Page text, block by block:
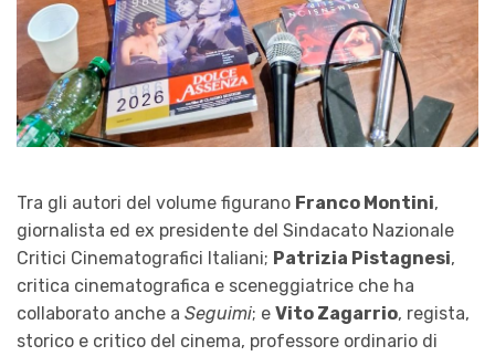
Tra gli autori del volume figurano Franco Montini,
giornalista ed ex presidente del Sindacato Nazionale
Critici Cinematografici Italiani; Patrizia Pistagnesi,
critica cinematografica e sceneggiatrice che ha
collaborato anche a Seguimi; e Vito Zagarrio, regista,
storico e critico del cinema, professore ordinario di